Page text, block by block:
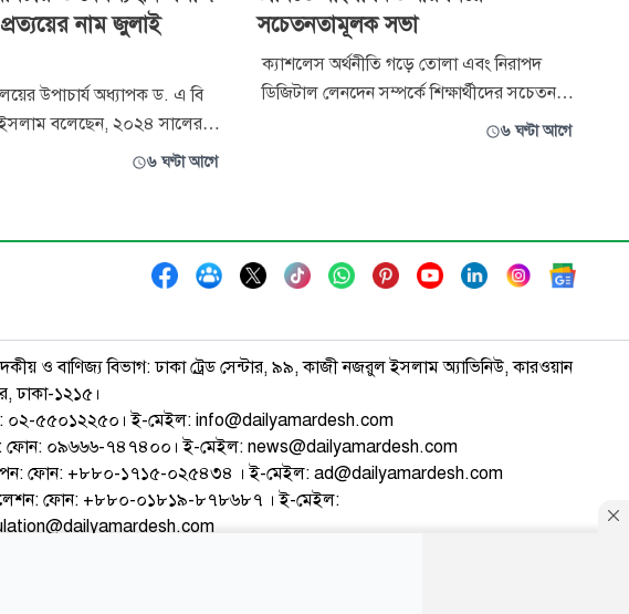
নাম জুলাই
উপাচার্য অধ্যাপক ড. এ বি
বলেছেন, ২০২৪ সালের
শুধু একটি রাজনৈতিক
নাম। নতুন বাংলাদেশ
৬ ঘণ্টা আগে
সচেতনতামূলক সভা
ক্যাশলেস অর্থনীতি গড়ে তোলা এবং নিরাপদ
ডিজিটাল লেনদেন সম্পর্কে শিক্ষার্থীদের সচেতনতা
বৃদ্ধির লক্ষ্যে ঢাকা বিশ্ববিদ্যালয়ে বাংলা কিউআর
ফারুক মাল্টিপারপাস কনফারেন্স হ
৬ ঘণ্টা আগে
ও বাণিজ্য বিভাগ: ঢাকা ট্রেড সেন্টার, ৯৯, কাজী নজরুল ইসলাম অ্যাভিনিউ, কারওয়ান
ঢাকা-১২১৫।
০২-৫৫০১২২৫০। ই-মেইল: info@dailyamardesh.com
ফোন: ০৯৬৬৬-৭৪৭৪০০। ই-মেইল: news@dailyamardesh.com
ফোন: +৮৮০-১৭১৫-০২৫৪৩৪ । ই-মেইল: ad@dailyamardesh.com
ফোন: +৮৮০-০১৮১৯-৮৭৮৬৮৭ । ই-মেইল: